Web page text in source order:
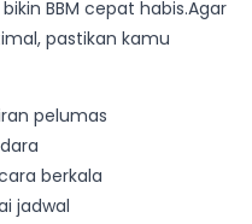
BBM cepat habis.Agar
pastikan kamu
pelumas
berkala
jadwal